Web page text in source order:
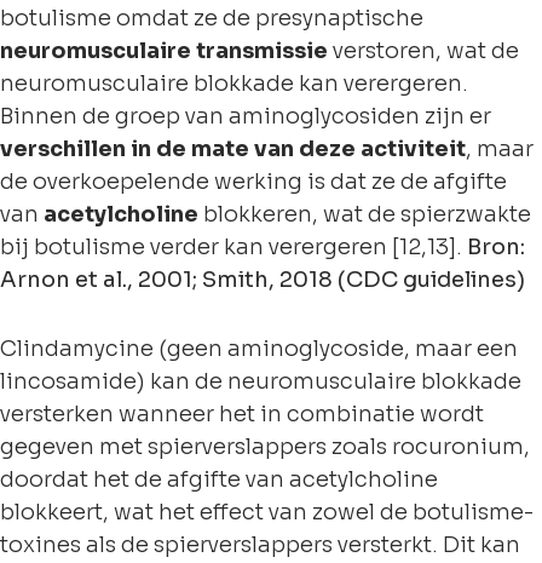
botulisme omdat ze de presynaptische
neuromusculaire transmissie verstoren, wat de
neuromusculaire blokkade kan verergeren.
Binnen de groep van aminoglycosiden zijn er
verschillen in de mate van deze activiteit, maar
de overkoepelende werking is dat ze de afgifte
van acetylcholine blokkeren, wat de spierzwakte
bij botulisme verder kan verergeren [12,13]. Bron:
Arnon et al., 2001; Smith, 2018 (CDC guidelines)
Clindamycine (geen aminoglycoside, maar een
lincosamide) kan de neuromusculaire blokkade
versterken wanneer het in combinatie wordt
gegeven met spierverslappers zoals rocuronium,
doordat het de afgifte van acetylcholine
blokkeert, wat het effect van zowel de botulisme-
toxines als de spierverslappers versterkt. Dit kan